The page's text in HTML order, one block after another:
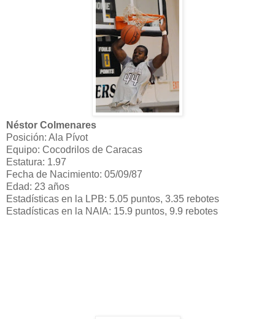
Néstor Colmenares
Posición: Ala Pívot
Equipo: Cocodrilos de Caracas
Estatura: 1.97
Fecha de Nacimiento: 05/09/87
Edad: 23 años
Estadísticas en la LPB: 5.05 puntos, 3.35 rebotes
Estadísticas en la NAIA: 15.9 puntos, 9.9 rebotes